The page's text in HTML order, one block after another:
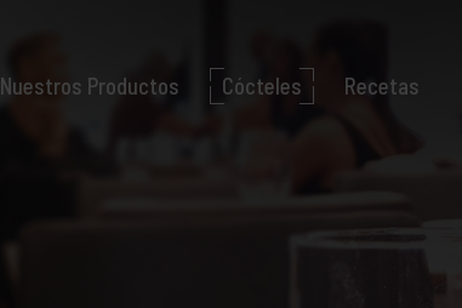
Nuestros Productos Cócteles Recetas